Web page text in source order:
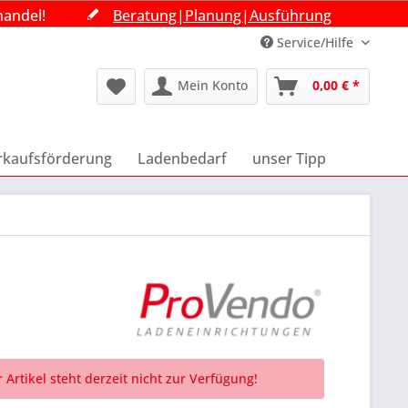
Beratung|Planung|Ausführung
Service/Hilfe
Mein Konto 0,00 € *
Beratung|Planung|Ausführung
Ladenbedarf unser Tipp
Artikel steht derzeit nicht zur Verfügung!
Beratung|Planung|Ausführung